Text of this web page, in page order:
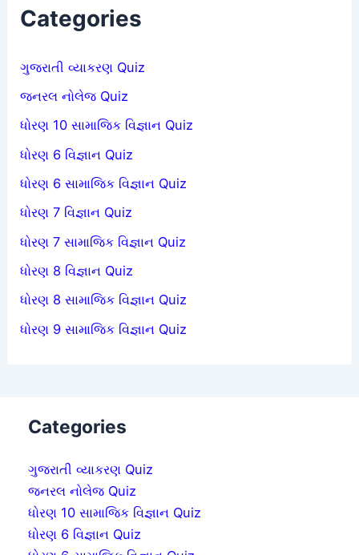
Categories
ગુજરાતી વ્યાકરણ Quiz
જનરલ નોલેજ Quiz
ધોરણ 10 સામાજિક વિજ્ઞાન Quiz
ધોરણ 6 વિજ્ઞાન Quiz
ધોરણ 6 સામાજિક વિજ્ઞાન Quiz
ધોરણ 7 વિજ્ઞાન Quiz
ધોરણ 7 સામાજિક વિજ્ઞાન Quiz
ધોરણ 8 વિજ્ઞાન Quiz
ધોરણ 8 સામાજિક વિજ્ઞાન Quiz
ધોરણ 9 સામાજિક વિજ્ઞાન Quiz
Categories
ગુજરાતી વ્યાકરણ Quiz
જનરલ નોલેજ Quiz
ધોરણ 10 સામાજિક વિજ્ઞાન Quiz
ધોરણ 6 વિજ્ઞાન Quiz